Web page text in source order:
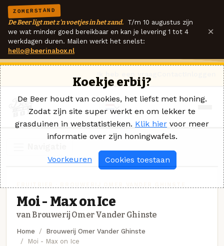
ZOMERSTAND
De Beer ligt met z'n voetjes in het zand. T/m 10 augustus zijn
we wat minder goed bereikbaar en kan je levering 1 tot 4
werkdagen duren. Mailen werkt het snelst:
hello@beerinabox.nl
×
Moi - Max on Ice
van Brouwerij Omer Vander Ghinste
Home
Brouwerij Omer Vander Ghinste
Moi - Max on Ice
Koekje erbij?
De Beer houdt van cookies, het liefst met honing.
Zodat zijn site super werkt en om lekker te
grasduinen in webstatistieken. Klik hier voor meer
informatie over zijn honingwafels.
Voorkeuren Cookies toestaan